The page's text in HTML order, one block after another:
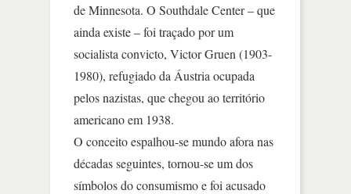
de Minnesota. O Southdale Center – que
ainda existe – foi traçado por um
socialista convicto, Victor Gruen (1903-
1980), refugiado da Áustria ocupada
pelos nazistas, que chegou ao território
americano em 1938.
O conceito espalhou-se mundo afora nas
décadas seguintes, tornou-se um dos
símbolos do consumismo e foi acusado